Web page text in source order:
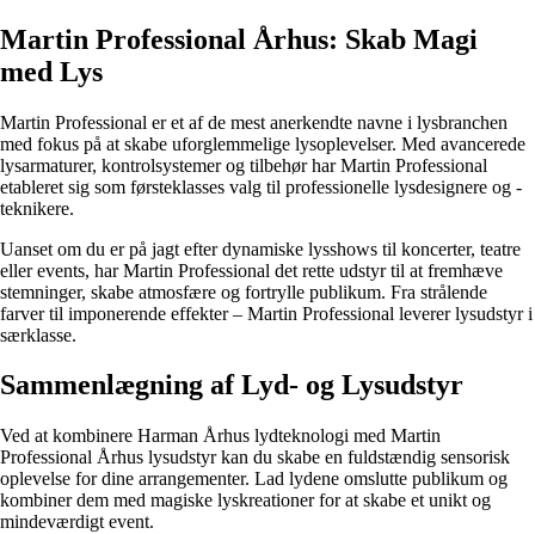
Martin Professional Århus: Skab Magi
med Lys
Martin Professional er et af de mest anerkendte navne i lysbranchen
med fokus på at skabe uforglemmelige lysoplevelser. Med avancerede
lysarmaturer, kontrolsystemer og tilbehør har Martin Professional
etableret sig som førsteklasses valg til professionelle lysdesignere og -
teknikere.
Uanset om du er på jagt efter dynamiske lysshows til koncerter, teatre
eller events, har Martin Professional det rette udstyr til at fremhæve
stemninger, skabe atmosfære og fortrylle publikum. Fra strålende
farver til imponerende effekter – Martin Professional leverer lysudstyr i
særklasse.
Sammenlægning af Lyd- og Lysudstyr
Ved at kombinere Harman Århus lydteknologi med Martin
Professional Århus lysudstyr kan du skabe en fuldstændig sensorisk
oplevelse for dine arrangementer. Lad lydene omslutte publikum og
kombiner dem med magiske lyskreationer for at skabe et unikt og
mindeværdigt event.